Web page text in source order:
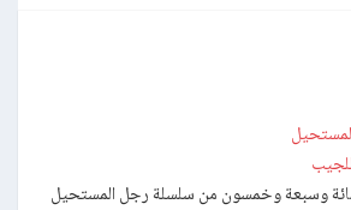
مائة وسبعة وخمسون من سلسلة رجل المستحيل